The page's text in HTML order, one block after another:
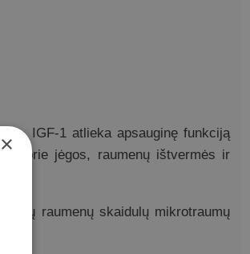
IGF-1 atlieka apsauginę funkciją
prie jėgos, raumenų ištvermės ir
raumenų skaidulų mikrotraumų
×